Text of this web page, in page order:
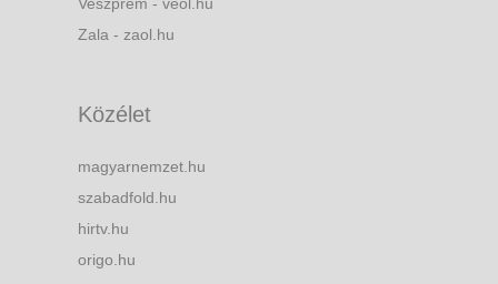
Veszprém - veol.hu
Zala - zaol.hu
Közélet
magyarnemzet.hu
szabadfold.hu
hirtv.hu
origo.hu